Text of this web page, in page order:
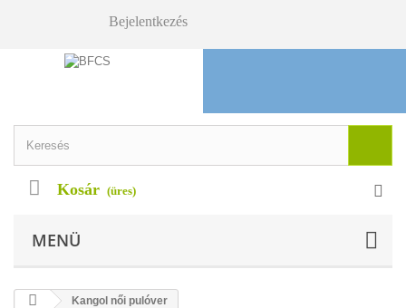
Bejelentkezés
Kosár (üres)
MENÜ
Kangol női pulóver